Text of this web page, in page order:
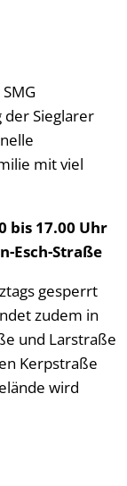
Sieglarer
mit viel
bis 17.00 Uhr
Esch-Straße
gesperrt
zudem in
und Larstraße
Kerpstraße
wird